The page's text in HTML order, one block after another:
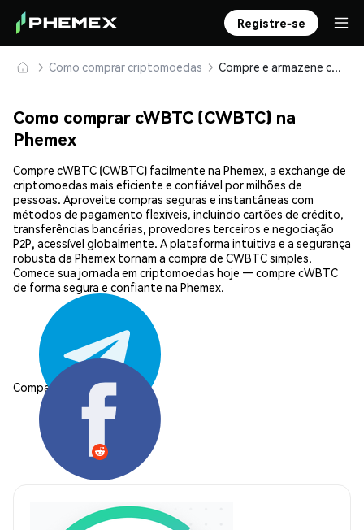
Registre-se
Como comprar criptomoedas Compre e armazene cWBTC (CWBTC) com segurança
Como comprar cWBTC (CWBTC) na
Phemex
Compre cWBTC (CWBTC) facilmente na Phemex, a exchange de
criptomoedas mais eficiente e confiável por milhões de
pessoas. Aproveite compras seguras e instantâneas com
métodos de pagamento flexíveis, incluindo cartões de crédito,
transferências bancárias, provedores terceiros e negociação
P2P, acessível globalmente. A plataforma intuitiva e a segurança
robusta da Phemex tornam a compra de CWBTC simples.
Comece sua jornada em criptomoedas hoje — compre cWBTC
de forma segura e confiante na Phemex.
Compartilhar: